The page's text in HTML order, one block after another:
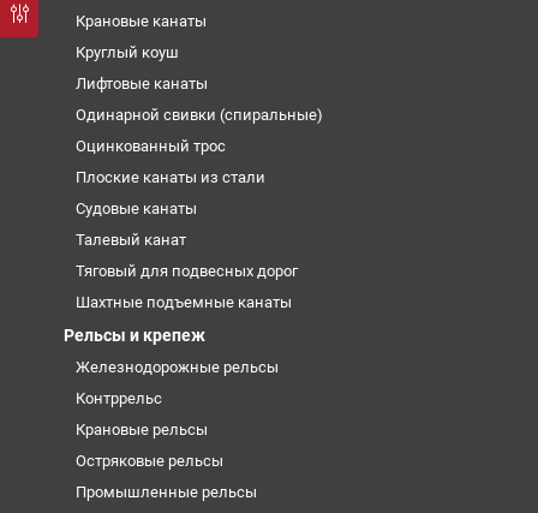
Крановые канаты
Круглый коуш
Лифтовые канаты
Одинарной свивки (спиральные)
Оцинкованный трос
Плоские канаты из стали
Судовые канаты
Талевый канат
Тяговый для подвесных дорог
Шахтные подъемные канаты
Рельсы и крепеж
Железнодорожные рельсы
Контррельс
Крановые рельсы
Остряковые рельсы
Промышленные рельсы